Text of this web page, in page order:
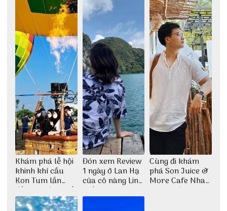
Khám phá lễ hội
khinh khí cầu
Kon Tum lần
đầu tiên được tổ
chức
Đón xem Review
1 ngày ở Lan Hạ
của cô nàng Linh
Trần
Cùng đi khám
phá Son Juice &
More Cafe Nha
Trang với anh